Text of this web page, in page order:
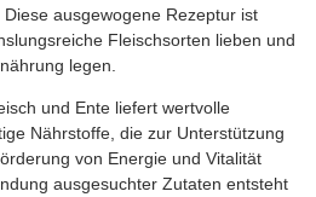
ausgewogene Rezeptur ist
Fleischsorten lieben und
legen.
und Ente liefert wertvolle
Nährstoffe, die zur Unterstützung
von Energie und Vitalität
ausgesuchter Zutaten entsteht